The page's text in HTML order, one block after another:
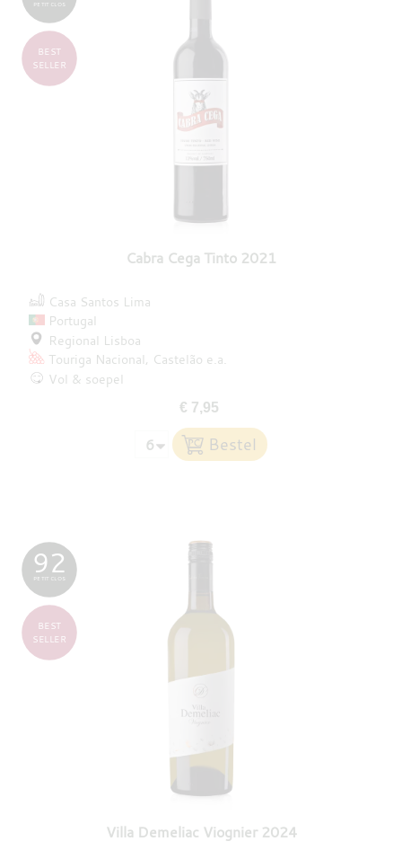
Cabra Cega Tinto 2021
PETIT CLOS
BEST
SELLER
Casa Santos Lima
Portugal
Regional Lisboa
Touriga Nacional
Castelão e.a.
Vol & soepel
€ 7,95
Villa Demeliac Viognier 2024
92
PETIT CLOS
BEST
SELLER